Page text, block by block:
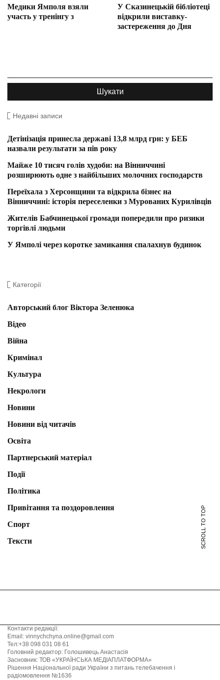
Медики Ямполя взяли
участь у тренінгу з
У Сказинецькій бібліотеці
відкрили виставку-
застереження до Дня
Недавні записи
Детінізація принесла державі 13,8 млрд грн: у БЕБ
назвали результати за пів року
Майже 10 тисяч голів худоби: на Вінниччині
розширюють одне з найбільших молочних господарств
Переїхала з Херсонщини та відкрила бізнес на
Вінниччині: історія переселенки з Мурованих Курилівців
Жителів Бабчинецької громади попередили про ризики
торгівлі людьми
У Ямполі через коротке замикання спалахнув будинок
Категорії
Авторський блог Віктора Зеленюка
Відео
Війна
Кримінал
Культура
Некрологи
Новини
Новини від читачів
Освіта
Партнерський матеріал
Події
Політика
Привітання та поздоровлення
Спорт
Тексти
SCROLL TO TOP
Контакти редакції:
Email: vinnychchyna.online@gmail.com
Тел:+38 098 031 08 61
Головний редактор: Голошивець Анастасія
Засновник: ТОВ «УКРАЇНСЬКА МЕДІАПЛАТФОРМА»
Рішення Національної ради України з питань телебачення і
радіомовлення №1636